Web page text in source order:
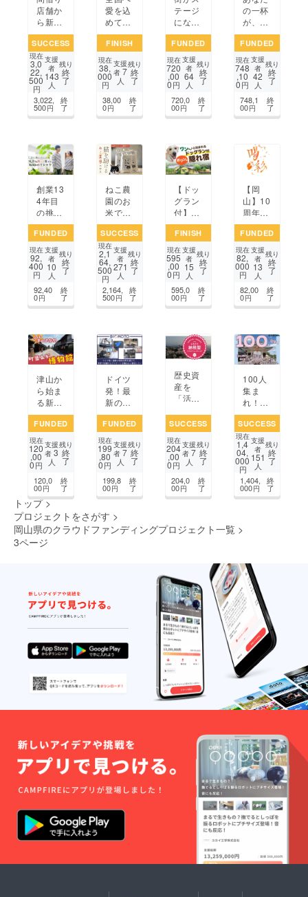
店舗か
ら新店
舗立ち
上げ
へ！お
かやま
味噌
ラーメ
ンで岡
山に味
命を！
SUCCESS
現在
3,0
22,
500
円
支援
者
143
人
残り
終
了
3,022,
500円
終
了
愛を込
めて！
笠岡
ラーメ
ンプロ
ジェク
ト
FINISH
現在
38,
000
円
支援
者7
人
残り
終
了
38,00
0円
終
了
テージ
にな
る！
「おか
やまハ
レマ
チ・ダ
ンスパ
レー
ド」を
い！！
FUNDED
現在
720
,00
0円
支援
者
64
人
残り
終
了
720,0
00円
終
了
の一杯
が、世
界で響
くジャ
ズにな
る。｜
JAZZ
＆ TEA
｜世界
へ挑戦
FUNDED
現在
748
,10
0円
支援
者
42
人
残り
終
了
748,1
00円
終
了
創業13
4年目
の挑
戦。普
通をこ
えてみ
んなの
定番に
なるT
シャツ
を作
FUNDED
現在
92,
400
円
支援
者
10
人
残り
終
了
92,40
0円
終
了
ねこ農
園のお
米で保
護猫を
助けた
い
SUCCESS
現在
2,1
64,
500
円
支援
者
271
人
残り
終
了
2,164,
500円
終
了
【ドッ
グラン
付】ワ
ンちゃ
んと泊
まれ
る！ポ
ツンと
隠れ宿
リ
ニュー
FINISH
現在
595
,00
0円
支援
者
15
人
残り
終
了
595,0
00円
終
了
【岡
山】10
周年
biripel
Circle
Live #
10 喝
彩
FUNDED
現在
82,
000
円
支援
者
13
人
残り
終
了
82,00
0円
終
了
津山か
ら始ま
る新し
い建築
の物語
「津山
建築
祭」を
盛り上
げた
い！
FUNDED
現在
120
,00
0円
支援
者3
人
残り
終
了
120,0
00円
終
了
ドイツ
発！最
新の身
体分析
を通じ
て、世
界で活
躍する
アス
リート
を岡山
出した
い
FUNDED
現在
199
,80
0円
支援
者7
人
残り
終
了
199,8
00円
終
了
歴史資
産を
「活
「継
承」新
たな挑
戦! 津
山城・
城下町
を舞台
にした
型ホテ
ル」へ!
SUCCESS
現在
204
,00
0円
支援
者7
人
残り
終
了
204,0
00円
終
了
100人
集ま
れ！中
村慎吾
が挑戦
する
「岡山
神社の
鳥瞰
図」〜
100年
SUCCESS
現在
1,4
04,
000
円
支援
者
151
人
残り
終
了
1,404,
000円
終
了
トップ >
プロジェクトをさがす >
岡山県のクラウドファンディングプロジェクト一覧 >
3ページ
3 4 5 6
次のページ